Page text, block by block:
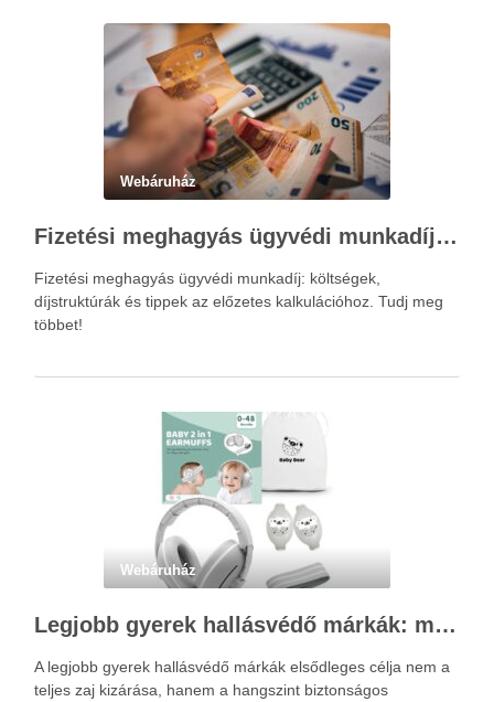
Webáruház
Fizetési meghagyás ügyvédi munkadíja: teljes költségvetési útmutató
Fizetési meghagyás ügyvédi munkadíj: költségek,
díjstruktúrák és tippek az előzetes kalkulációhoz. Tudj meg
többet!
Webáruház
Legjobb gyerek hallásvédő márkák: mire figyeljenek a szülők választáskor?
A legjobb gyerek hallásvédő márkák elsődleges célja nem a
teljes zaj kizárása, hanem a hangszint biztonságos